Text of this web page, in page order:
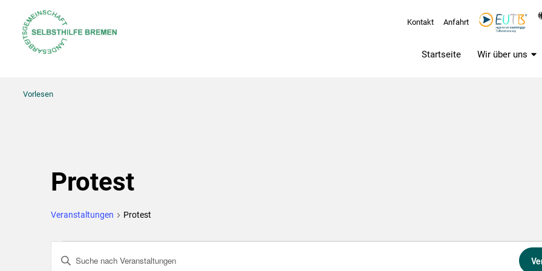
Kontakt Anfahrt
Startseite Wir über uns
Vorlesen
Protest
Veranstaltungen Protest
Veranstaltungen
Bitte
Schlüsselwort